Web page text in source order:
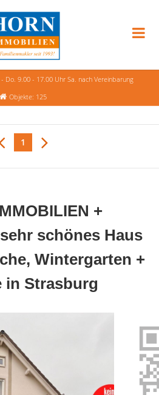
- Do. 9.00 - 17.00 Uhr Sa. nach Vereinbarung
Objekte: 125
1
+
schönes Haus
Wintergarten +
in Strasburg